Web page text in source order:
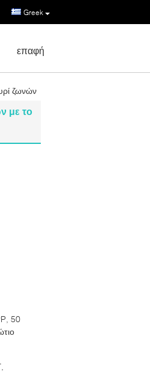
Greek
επαφή
ζωνών
με το
50